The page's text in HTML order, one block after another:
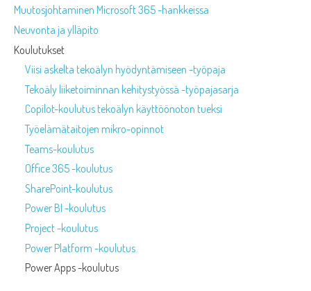
Muutosjohtaminen Microsoft 365 -hankkeissa
Neuvonta ja ylläpito
Koulutukset
Viisi askelta tekoälyn hyödyntämiseen -työpaja
Tekoäly liiketoiminnan kehitystyössä -työpajasarja
Copilot-koulutus tekoälyn käyttöönoton tueksi
Työelämätaitojen mikro-opinnot
Teams-koulutus
Office 365 -koulutus
SharePoint-koulutus
Power BI -koulutus
Project -koulutus
Power Platform -koulutus
Power Apps -koulutus